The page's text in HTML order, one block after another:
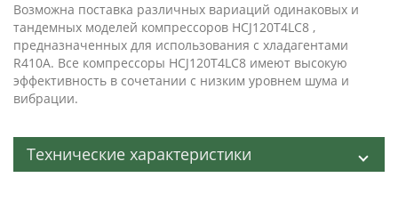
Возможна поставка различных вариаций одинаковых и
тандемных моделей компрессоров HCJ120T4LC8 ,
предназначенных для использования с хладагентами
R410A. Все компрессоры HCJ120T4LC8 имеют высокую
эффективность в сочетании с низким уровнем шума и
вибрации.
Технические характеристики